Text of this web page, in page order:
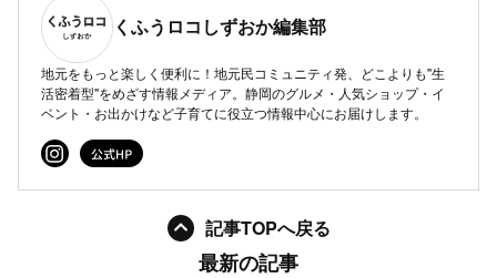
くふうロコしずおか編集部
地元をもっと楽しく便利に！地元民コミュニティ発、どこよりも"生
活密着型"をめざす情報メディア。静岡のグルメ・人気ショップ・イ
ベント・お出かけなど子育てに役立つ情報中心にお届けします。
記事TOPへ戻る
最新の記事